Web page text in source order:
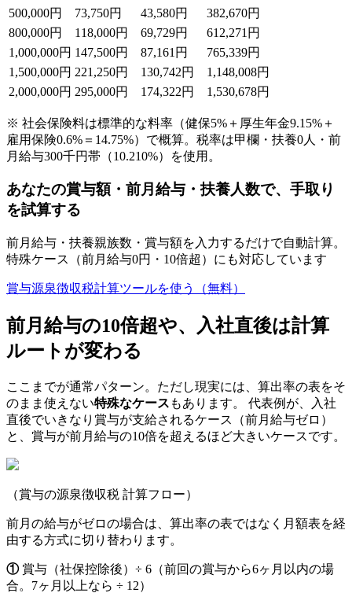
500,000円 73,750円 43,580円 382,670円
800,000円 118,000円 69,729円 612,271 円
1,000,000円 147,500円 87,161 円 765,339円
1,500,000円 221,250円 130,742円 1,148,008円
2,000,000円 295,000円 174,322円 1,530,678円
※ 社会保険料は標準的な料率（健保5%＋厚生年金9.15%＋
雇用保険0.6%＝14.75%）で概算。税率は甲欄・扶養0人・前
月給与300千円帯（10.210%）を使用。
あなたの賞与額・前月給与・扶養人数で、手取り
を試算する
前月給与・扶養親族数・賞与額を入力するだけで自動計算。
特殊ケース（前月給与0円・10倍超）にも対応しています
賞与源泉徴収税計算ツールを使う（無料）
前月給与の10倍超や、入社直後は計算
ルートが変わる
ここまでが通常パターン。ただし現実には、算出率の表をそ
のまま使えない特殊なケース もあります。 代表例が、入社
直後でいきなり賞与が支給されるケース（前月給与ゼロ）
と、賞与が前月給与の10倍を超えるほど大きいケースです。
（賞与の源泉徴収税 計算フロー）
前月の給与がゼロの場合は、算出率の表ではなく月額表を経
由する方式に切り替わります。
①賞与（社保控除後）÷ 6（前回の賞与から6ヶ月以内の場
合。7ヶ月以上なら ÷ 12）